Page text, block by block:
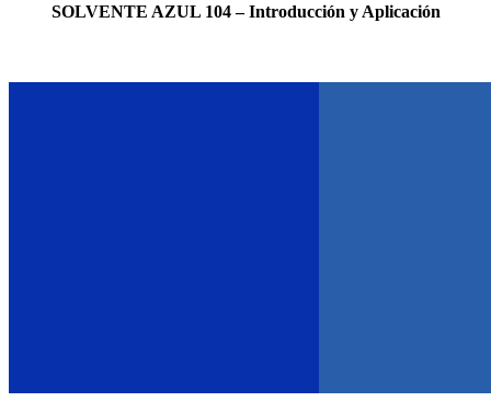
SOLVENTE AZUL 104 – Introducción y Aplicación